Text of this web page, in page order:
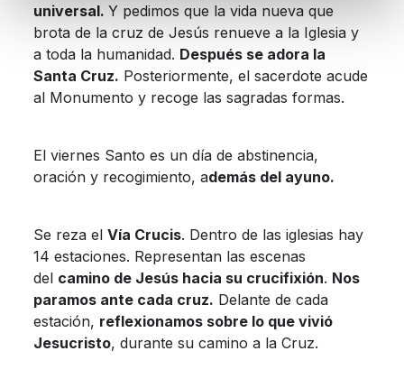
universal. Y pedimos que la vida nueva que
brota de la cruz de Jesús renueve a la Iglesia y
a toda la humanidad. Después se adora la
Santa Cruz. Posteriormente, el sacerdote acude
al Monumento y recoge las sagradas formas.
El viernes Santo es un día de abstinencia,
oración y recogimiento, además del ayuno.
Se reza el Vía Crucis. Dentro de las iglesias hay
14 estaciones. Representan las escenas
del camino de Jesús hacia su crucifixión. Nos
paramos ante cada cruz. Delante de cada
estación, reflexionamos sobre lo que vivió
Jesucristo, durante su camino a la Cruz.